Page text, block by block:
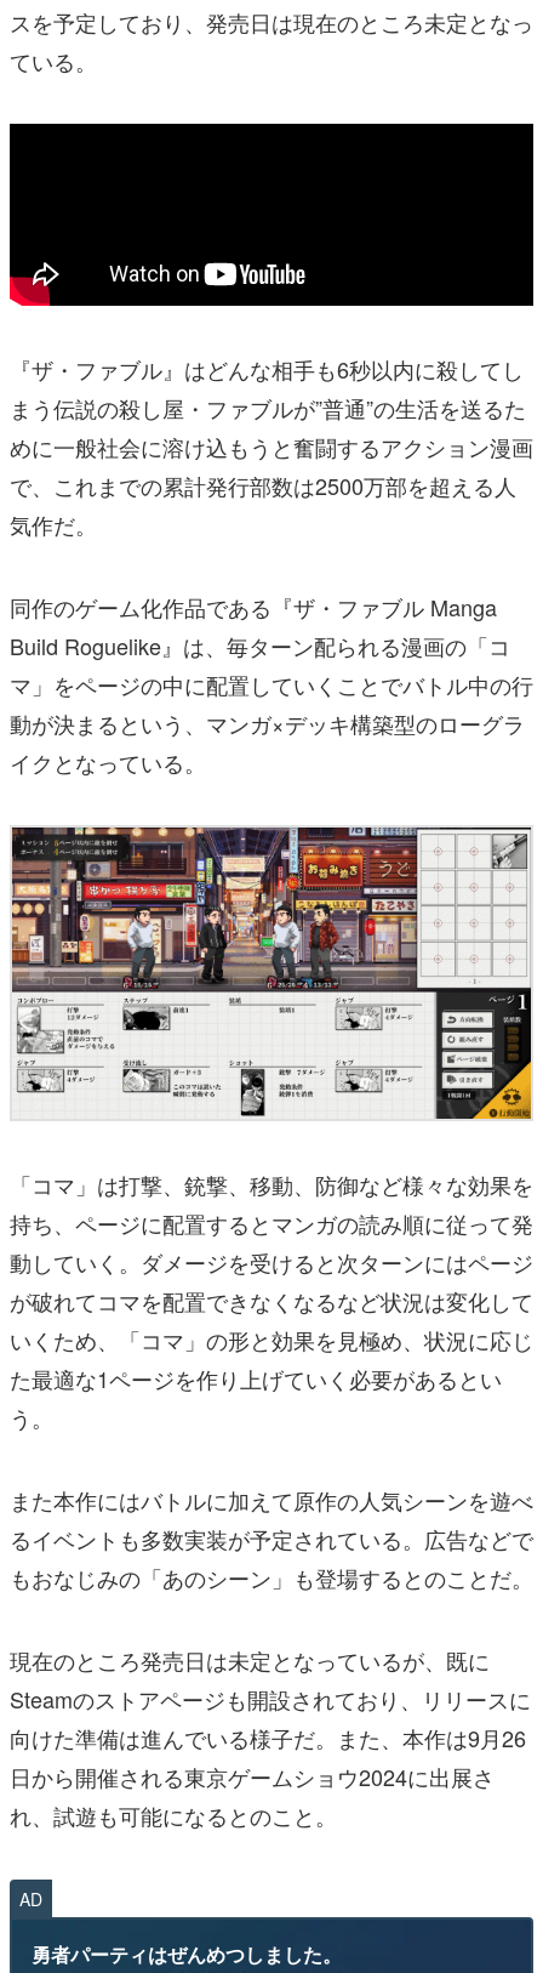
スを予定しており、発売日は現在のところ未定となっ
ている。
『ザ・ファブル』はどんな相手も6秒以内に殺してし
まう伝説の殺し屋・ファブルが”普通”の生活を送るた
めに一般社会に溶け込もうと奮闘するアクション漫画
で、これまでの累計発行部数は2500万部を超える人
気作だ。
同作のゲーム化作品である『ザ・ファブル Manga
Build Roguelike』は、毎ターン配られる漫画の「コ
マ」をページの中に配置していくことでバトル中の行
動が決まるという、マンガ×デッキ構築型のローグラ
イクとなっている。
「コマ」は打撃、銃撃、移動、防御など様々な効果を
持ち、ページに配置するとマンガの読み順に従って発
動していく。ダメージを受けると次ターンにはページ
が破れてコマを配置できなくなるなど状況は変化して
いくため、「コマ」の形と効果を見極め、状況に応じ
た最適な1ページを作り上げていく必要があるとい
う。
また本作にはバトルに加えて原作の人気シーンを遊べ
るイベントも多数実装が予定されている。広告などで
もおなじみの「あのシーン」も登場するとのことだ。
現在のところ発売日は未定となっているが、既に
Steamのストアページも開設されており、リリースに
向けた準備は進んでいる様子だ。また、本作は9月26
日から開催される東京ゲームショウ2024に出展さ
れ、試遊も可能になるとのこと。
AD
勇者パーティはぜんめつしました。